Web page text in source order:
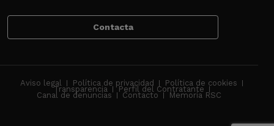
Contacta
Aviso legal Política de privacidad Política de cookies
Transparencia Perfil del Contratante
Canal de denuncias Contacto Memoria RSC